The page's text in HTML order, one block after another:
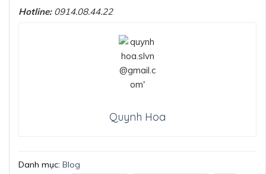
Hotline:0914.08.44.22
Quynh Hoa
Danh mục: Blog